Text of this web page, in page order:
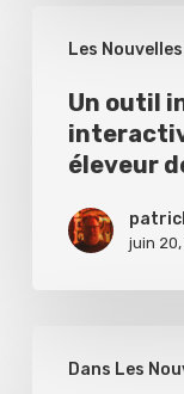
Les Nouvelles
outil
incroyable
carte
interactive
Un outil
éleveur
juin
Dans Les
Terre